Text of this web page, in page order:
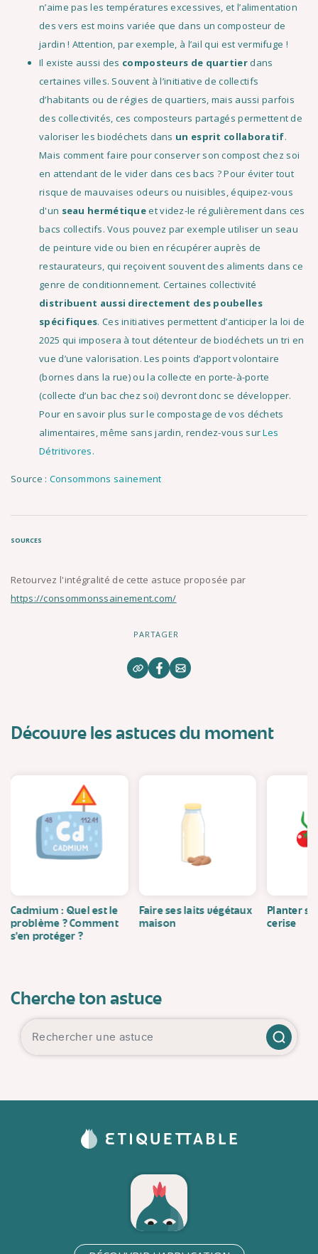
n’aime pas les températures excessives, et l’alimentation
des vers est moins variée que dans un composteur de
jardin ! Attention, par exemple, à l’ail qui est vermifuge !
Il existe aussi des composteurs de quartierdans
certaines villes. Souvent à l’initiative de collectifs
d’habitants ou de régies de quartiers, mais aussi parfois
des collectivités, ces composteurs partagés permettent de
valoriser les biodéchets dans un esprit collaboratif.
Mais comment faire pour conserver son compost chez soi
en attendant de le vider dans ces bacs ? Pour éviter tout
risque de mauvaises odeurs ou nuisibles, équipez-vous
d'un seau hermétiqueet videz-le régulièrement dans ces
bacs collectifs. Vous pouvez par exemple utiliser un seau
de peinture vide ou bien en récupérer auprès de
restaurateurs, qui reçoivent souvent des aliments dans ce
genre de conditionnement. Certaines collectivité
distribuent aussi directement des poubelles
spécifiques. Ces initiatives permettent d’anticiper la loi de
2025 qui imposera à tout détenteur de biodéchets un tri en
vue d’une valorisation. Les points d’apport volontaire
(bornes dans la rue) ou la collecte en porte-à-porte
(collecte d’un bac chez soi) devront donc se développer.
Pour en savoir plus sur le compostage de vos déchets
alimentaires, même sans jardin, rendez-vous surLes
Détritivores.
Source : Consommons sainement
SOURCES
Retourvez l'intégralité de cette astuce proposée par
https://consommonssainement.com/
PARTAGER
Découvre les astuces du moment
Cadmium : Quel est le
problème ? Comment
s’en protéger ?
Faire ses laits végétaux
maison
Planter
cerise
Cherche ton astuce